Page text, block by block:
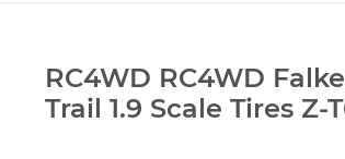
RC4WD RC4WD
Trail 1.9 Scale Tires Z-